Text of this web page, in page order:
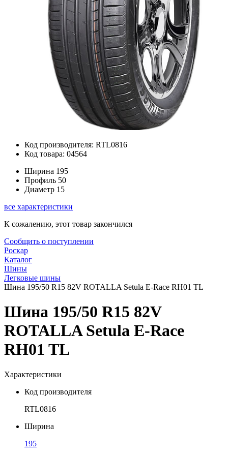
Код производителя: RTL0816
Код товара: 04564
Ширина 195
Профиль 50
Диаметр 15
все характеристики
К сожалению, этот товар закончился
Сообщить о поступлении
Роскар
Каталог
Шины
Легковые шины
Шина 195/50 R15 82V ROTALLA Setula E-Race RH01 TL
Шина 195/50 R15 82V
ROTALLA Setula E-Race
RH01 TL
Характеристики
Код производителя
RTL0816
Ширина
195